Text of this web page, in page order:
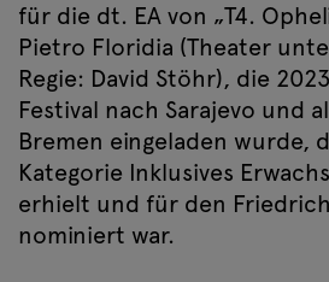
für die dt. EA von „T4.
Pietro Floridia (Theater
Regie: David Stöhr), die
Festival nach Sarajevo und
Bremen eingeladen wurde,
Kategorie Inklusives
erhielt und für den
nominiert war.